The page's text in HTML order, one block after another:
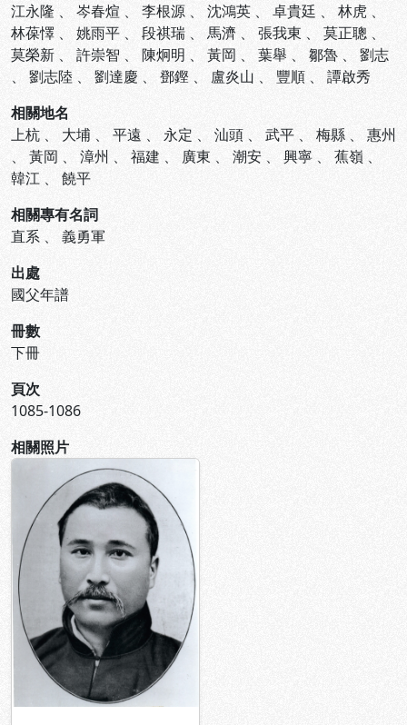
江永隆 、 岑春煊 、 李根源 、 沈鴻英 、 卓貴廷 、 林虎 、
林葆懌 、 姚雨平 、 段祺瑞 、 馬濟 、 張我東 、 莫正聰 、
莫榮新 、 許崇智 、 陳炯明 、 黃岡 、 葉舉 、 鄒魯 、 劉志
、 劉志陸 、 劉達慶 、 鄧鏗 、 盧炎山 、 豐順 、 譚啟秀
相關地名
上杭 、 大埔 、 平遠 、 永定 、 汕頭 、 武平 、 梅縣 、 惠州
、 黃岡 、 漳州 、 福建 、 廣東 、 潮安 、 興寧 、 蕉嶺 、
韓江 、 饒平
相關專有名詞
直系 、 義勇軍
出處
國父年譜
冊數
下冊
頁次
1085-1086
相關照片